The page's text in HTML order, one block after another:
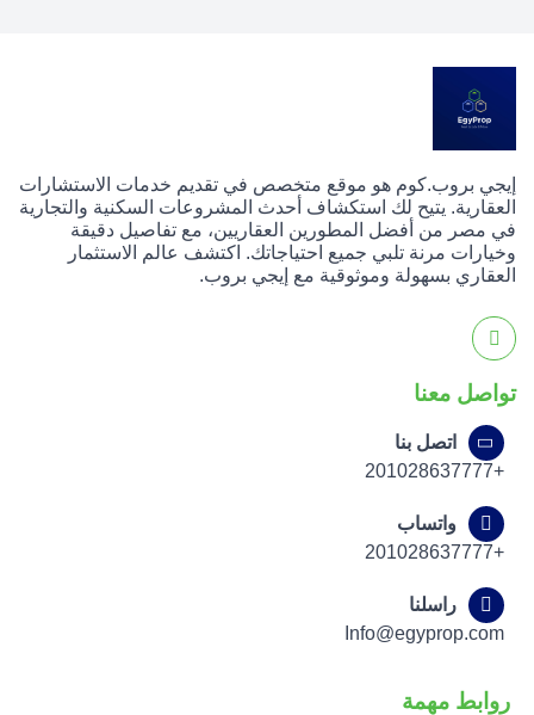
إيجي بروب.كوم هو موقع متخصص في تقديم خدمات الاستشارات
العقارية. يتيح لك استكشاف أحدث المشروعات السكنية والتجارية
في مصر من أفضل المطورين العقاريين، مع تفاصيل دقيقة
وخيارات مرنة تلبي جميع احتياجاتك. اكتشف عالم الاستثمار
العقاري بسهولة وموثوقية مع إيجي بروب.
تواصل معنا
اتصل بنا
+201028637777
واتساب
+201028637777
راسلنا
Info@egyprop.com
روابط مهمة